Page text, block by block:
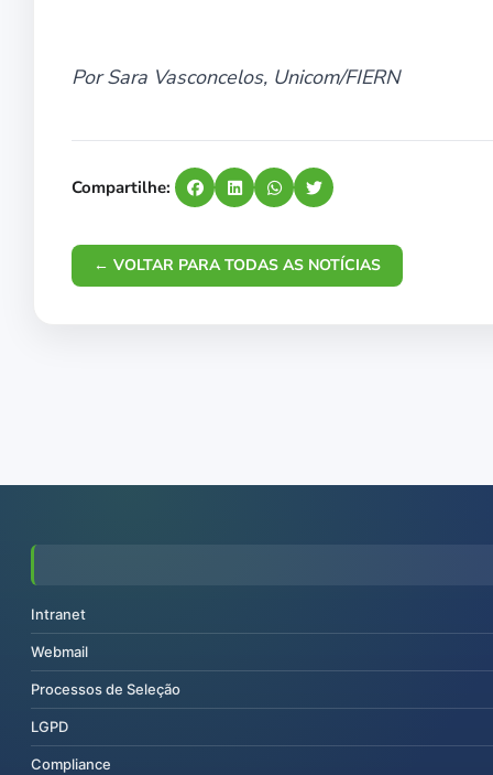
Por Sara Vasconcelos, Unicom/FIERN
Compartilhe:
← VOLTAR PARA TODAS AS NOTÍCIAS
Intranet
Webmail
Processos de Seleção
LGPD
Compliance